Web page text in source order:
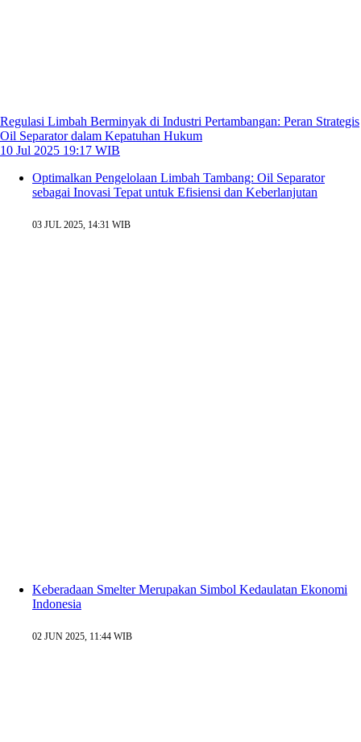
Regulasi Limbah Berminyak di Industri Pertambangan: Peran Strategis
Oil Separator dalam Kepatuhan Hukum
10 Jul 2025 19:17 WIB
Optimalkan Pengelolaan Limbah Tambang: Oil Separator
sebagai Inovasi Tepat untuk Efisiensi dan Keberlanjutan
03 JUL 2025, 14:31 WIB
Keberadaan Smelter Merupakan Simbol Kedaulatan Ekonomi
Indonesia
02 JUN 2025, 11:44 WIB